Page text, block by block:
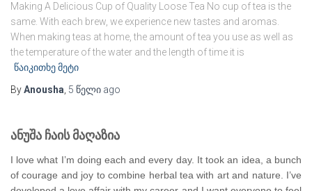
Making A Delicious Cup of Quality Loose Tea No cup of tea is the
same. With each brew, we experience new tastes and aromas.
When making teas at home, the amount of tea you use as well as
the temperature of the water and the length of time it is
წაიკითხე მეტი
ByAnousha 5 წელი ago
ანუშა ჩაის მაღაზია
I love what I’m doing each and every day. It took an idea, a bunch
of courage and joy to combine herbal tea with art and nature. I’ve